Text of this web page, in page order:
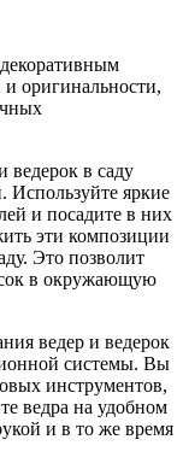
оригинальности,
ведерок в саду
Используйте яркие
и посадите в них
эти композиции
Это позволит
в окружающую
ведер и ведерок
системы. Вы
инструментов,
ведра на удобном
и в то же время